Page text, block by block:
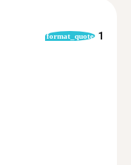
format_quote 1